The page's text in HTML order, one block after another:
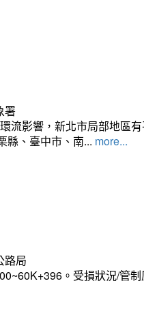
署
流影響，新北市局部地區
縣、臺中市、南... more...
路局
。受損狀況/管